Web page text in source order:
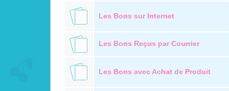
Les Bons sur Internet
Les Bons Reçus par Courrier
Les Bons avec Achat de Produit